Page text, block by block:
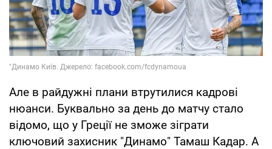
Але в райдужні плани втрутилися кадрові
нюанси. Буквально за день до матчу стало
відомо, що у Греції не зможе зіграти
ключовий захисник "Динамо" Тамаш Кадар. А